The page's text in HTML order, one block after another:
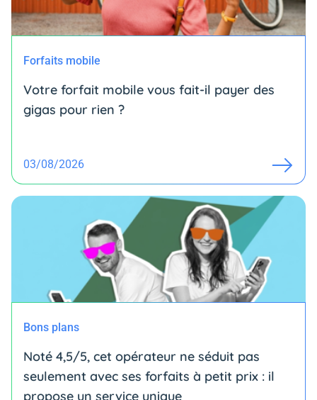
Forfaits mobile
Votre forfait mobile vous fait-il payer des
gigas pour rien ?
03/08/2026
Bons plans
Noté 4,5/5, cet opérateur ne séduit pas
seulement avec ses forfaits à petit prix : il
propose un service unique